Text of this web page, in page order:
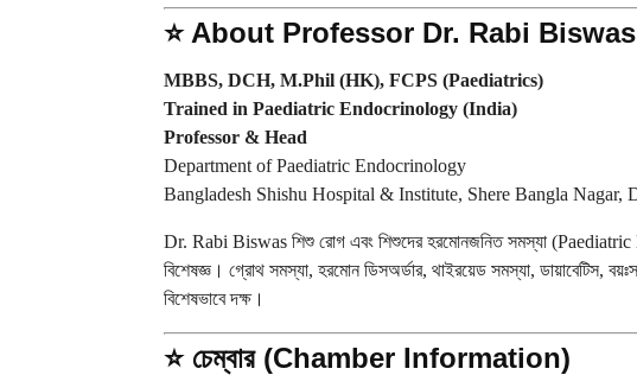
⭐ About Professor Dr. Rabi Biswas
MBBS, DCH, M.Phil (HK), FCPS (Paediatrics)
Trained in Paediatric Endocrinology (India)
Professor & Head
Department of Paediatric Endocrinology
Bangladesh Shishu Hospital & Institute, Shere Bangla Nagar,
Dr. Rabi Biswas শিশু রোগ এবং শিশুদের হরমোনজনিত সমস্যা
বিশেষজ্ঞ। গ্রোথ সমস্যা, হরমোন ডিসঅর্ডার, থাইরয়েড সমস্যা, ডায়াবেটিস,
বিশেষভাবে দক্ষ।
⭐ চেম্বার (Chamber Information)